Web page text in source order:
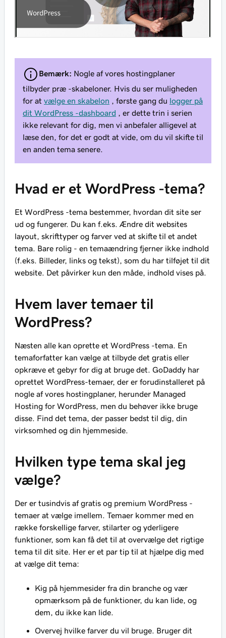
Bemærk: Nogle af vores hostingplaner
tilbyder præ -skabeloner. Hvis du ser muligheden
for at vælge en skabelon , første gang du logger på
dit WordPress -dashboard , er dette trin i serien
ikke relevant for dig, men vi anbefaler alligevel at
læse den, for det er godt at vide, om du vil skifte til
en anden tema senere.
Hvad er et WordPress -tema?
Et WordPress -tema bestemmer, hvordan dit site ser
ud og fungerer. Du kan f.eks. Ændre dit websites
layout, skrifttyper og farver ved at skifte til et andet
tema. Bare rolig - en temaændring fjerner ikke indhold
(f.eks. Billeder, links og tekst), som du har tilføjet til dit
website. Det påvirker kun den måde, indhold vises på.
Hvem laver temaer til
WordPress?
Næsten alle kan oprette et WordPress -tema. En
temaforfatter kan vælge at tilbyde det gratis eller
opkræve et gebyr for dig at bruge det. GoDaddy har
oprettet WordPress-temaer, der er forudinstalleret på
nogle af vores hostingplaner, herunder Managed
Hosting for WordPress, men du behøver ikke bruge
disse. Find det tema, der passer bedst til dig, din
virksomhed og din hjemmeside.
Hvilken type tema skal jeg
vælge?
Der er tusindvis af gratis og premium WordPress -
temaer at vælge imellem. Temaer kommer med en
række forskellige farver, stilarter og yderligere
funktioner, som kan få det til at overvælge det rigtige
tema til dit site. Her er et par tip til at hjælpe dig med
at vælge dit tema:
Kig på hjemmesider fra din branche og vær
opmærksom på de funktioner, du kan lide, og
dem, du ikke kan lide.
Overvej hvilke farver du vil bruge. Bruger dit